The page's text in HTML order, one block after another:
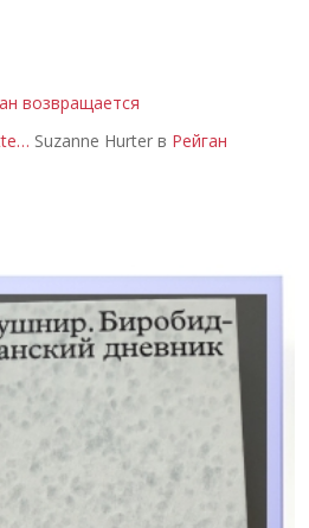
возвращается
Suzanne Hurter в Рейган